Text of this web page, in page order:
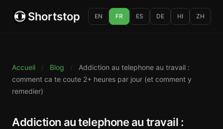
Shortstop EN FR ES DE HI ZH
Accueil / Blog /
Addiction au telephone au travail :
comment ca te coute 2+ heures par jour (et comment y
remedier)
Addiction au telephone au travail :